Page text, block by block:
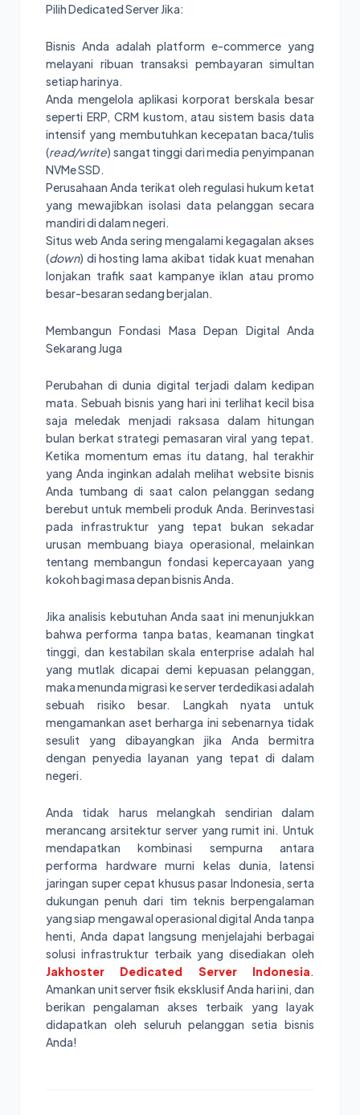
Pilih Dedicated Server Jika:
Bisnis Anda adalah platform e-commerce yang
melayani ribuan transaksi pembayaran simultan
setiap harinya.
Anda mengelola aplikasi korporat berskala besar
seperti ERP, CRM kustom, atau sistem basis data
intensif yang membutuhkan kecepatan baca/tulis
(read/write) sangat tinggi dari media penyimpanan
NVMe SSD.
Perusahaan Anda terikat oleh regulasi hukum ketat
yang mewajibkan isolasi data pelanggan secara
mandiri di dalam negeri.
Situs web Anda sering mengalami kegagalan akses
(down) di hosting lama akibat tidak kuat menahan
lonjakan trafik saat kampanye iklan atau promo
besar-besaran sedang berjalan.
Membangun Fondasi Masa Depan Digital Anda
Sekarang Juga
Perubahan di dunia digital terjadi dalam kedipan
mata. Sebuah bisnis yang hari ini terlihat kecil bisa
saja meledak menjadi raksasa dalam hitungan
bulan berkat strategi pemasaran viral yang tepat.
Ketika momentum emas itu datang, hal terakhir
yang Anda inginkan adalah melihat website bisnis
Anda tumbang di saat calon pelanggan sedang
berebut untuk membeli produk Anda. Berinvestasi
pada infrastruktur yang tepat bukan sekadar
urusan membuang biaya operasional, melainkan
tentang membangun fondasi kepercayaan yang
kokoh bagi masa depan bisnis Anda.
Jika analisis kebutuhan Anda saat ini menunjukkan
bahwa performa tanpa batas, keamanan tingkat
tinggi, dan kestabilan skala enterprise adalah hal
yang mutlak dicapai demi kepuasan pelanggan,
maka menunda migrasi ke server terdedikasi adalah
sebuah risiko besar. Langkah nyata untuk
mengamankan aset berharga ini sebenarnya tidak
sesulit yang dibayangkan jika Anda bermitra
dengan penyedia layanan yang tepat di dalam
negeri.
Anda tidak harus melangkah sendirian dalam
merancang arsitektur server yang rumit ini. Untuk
mendapatkan kombinasi sempurna antara
performa hardware murni kelas dunia, latensi
jaringan super cepat khusus pasar Indonesia, serta
dukungan penuh dari tim teknis berpengalaman
yang siap mengawal operasional digital Anda tanpa
henti, Anda dapat langsung menjelajahi berbagai
solusi infrastruktur terbaik yang disediakan oleh
Jakhoster Dedicated Server Indonesia.
Amankan unit server fisik eksklusif Anda hari ini, dan
berikan pengalaman akses terbaik yang layak
didapatkan oleh seluruh pelanggan setia bisnis
Anda!